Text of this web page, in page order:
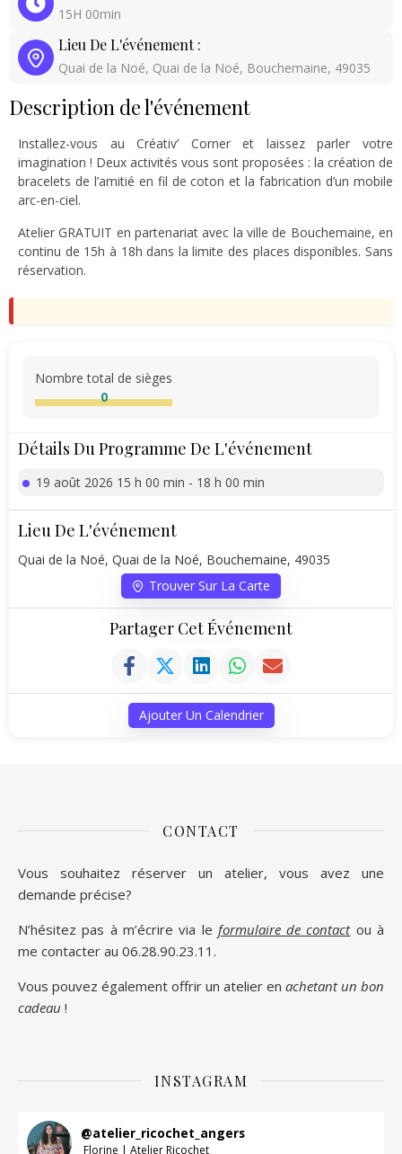
15H 00min
Lieu De L'événement :
Quai de la Noé, Quai de la Noé, Bouchemaine, 49035
Description de l'événement
Installez-vous au Créativ’ Corner et laissez parler votre
imagination ! Deux activités vous sont proposées : la création de
bracelets de l’amitié en fil de coton et la fabrication d’un mobile
arc-en-ciel.
Atelier GRATUIT en partenariat avec la ville de Bouchemaine, en
continu de 15h à 18h dans la limite des places disponibles. Sans
réservation.
Nombre total de sièges
0
Détails Du Programme De L'événement
19 août 2026 15 h 00 min - 18 h 00 min
Lieu De L'événement
Quai de la Noé, Quai de la Noé, Bouchemaine, 49035
Trouver Sur La Carte
Partager Cet Événement
Ajouter Un Calendrier
CONTACT
Vous souhaitez réserver un atelier, vous avez une
demande précise?
N’hésitez pas à m’écrire via le formulaire de contactou à
me contacter au 06.28.90.23.11.
Vous pouvez également offrir un atelier en achetant un bon
cadeau !
INSTAGRAM
@atelier_ricochet_angers
Florine | Atelier Ricochet